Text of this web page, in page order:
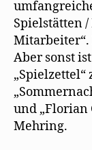
Spielstätten
Mitarbeiter“.
Aber sonst
und „Florian
Mehring.